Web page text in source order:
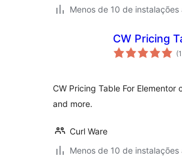
Menos de 10 de instalações
CW Pricing
(1
CW Pricing Table For
and more.
Curl Ware
Menos de 10 de instalações